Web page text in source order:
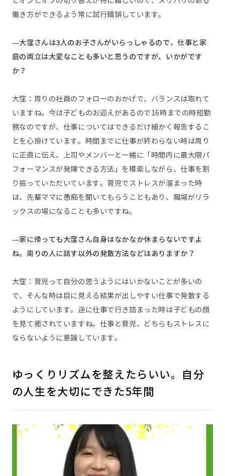
働き方ができるよう常に試行錯誤しています。
—大窪さんは3人のお子さんがいらっしゃるので、仕事と家
庭の両立は大変なことも多いと思うのですが、いかがです
か？
大窪：周りの社員のフォローのおかげで、バランスは取れて
いますね。今は子どものお迎えがあるので16時までの時短勤
務なのですが、仕事についてはできるだけ細かく報告するこ
とを心掛けています。時間までに仕事が終わらない時は周り
に正直に伝え、上司やメンバーと一緒に「時間内に最大限パ
フォーマンスが発揮できる方法」を模索しながら、仕事を割
り振っていただいています。育児でストレスが溜まった時
は、先輩ママに愚痴を聞いてもらうこともあり、職場がリラ
ックスの場になることも多いですね。
—家に帰っても大窪さん自身はなかなか休まらないですよ
ね。周りの人に話す以外の発散方法などはありますか？
大窪：育児って自分の思うようにはいかないことが多いの
で、そんな時は目に見える結果が出しやすい仕事で発散する
ようにしています。逆に仕事で行き詰まった時は子どもの顔
を見て癒されていますね。仕事と育児、どちらもストレスに
ならないように意識しています。
ゆっくりリズムを整えたらいい。自分
の人生を大切にできた5年間